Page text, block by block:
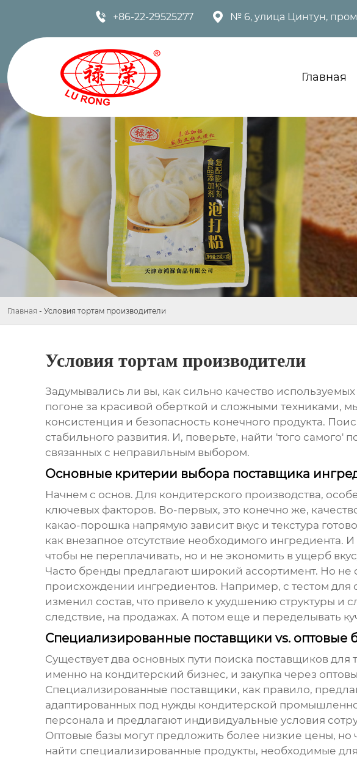
 +86-22-29525277  № 6, улица Цинтун,
Главная
Главная - Условия тортам производители
Условия тортам производители
Задумывались ли вы, как сильно качество
погоне за красивой оберткой и сложными техниками,
консистенция и безопасность конечного продукта.
стабильного развития. И, поверьте, найти 'того
связанных с неправильным выбором.
Основные критерии выбора поставщика
Начнем с основ. Для кондитерского производства,
ключевых факторов. Во-первых, это конечно же,
какао-порошка напрямую зависит вкус и текстура
как внезапное отсутствие необходимого ингредиента.
чтобы не переплачивать, но и не экономить в ущерб
Часто бренды предлагают широкий ассортимент. Но не
происхождении ингредиентов. Например, с тестом для
изменил состав, что привело к ухудшению структуры и
следствие, на продажах. А потом еще и переделывать
Специализированные поставщики vs. оптовые
Существует два основных пути поиска поставщиков для
именно на кондитерский бизнес, и закупка через
Специализированные поставщики, как правило,
адаптированных под нужды кондитерской
персонала и предлагают индивидуальные условия
Оптовые базы могут предложить более низкие цены, но
найти специализированные продукты, необходимые